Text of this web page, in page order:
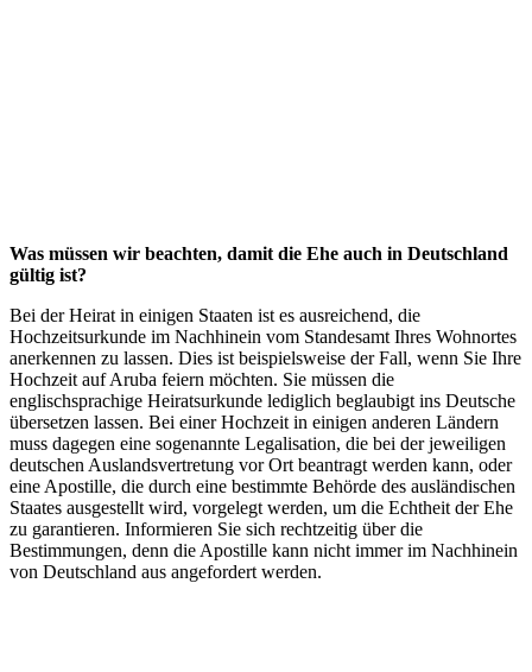
Was müssen wir beachten, damit die Ehe auch in Deutschland
gültig ist?
Bei der Heirat in einigen Staaten ist es ausreichend, die
Hochzeitsurkunde im Nachhinein vom Standesamt Ihres Wohnortes
anerkennen zu lassen. Dies ist beispielsweise der Fall, wenn Sie Ihre
Hochzeit auf Aruba feiern möchten. Sie müssen die
englischsprachige Heiratsurkunde lediglich beglaubigt ins Deutsche
übersetzen lassen. Bei einer Hochzeit in einigen anderen Ländern
muss dagegen eine sogenannte Legalisation, die bei der jeweiligen
deutschen Auslandsvertretung vor Ort beantragt werden kann, oder
eine Apostille, die durch eine bestimmte Behörde des ausländischen
Staates ausgestellt wird, vorgelegt werden, um die Echtheit der Ehe
zu garantieren. Informieren Sie sich rechtzeitig über die
Bestimmungen, denn die Apostille kann nicht immer im Nachhinein
von Deutschland aus angefordert werden.